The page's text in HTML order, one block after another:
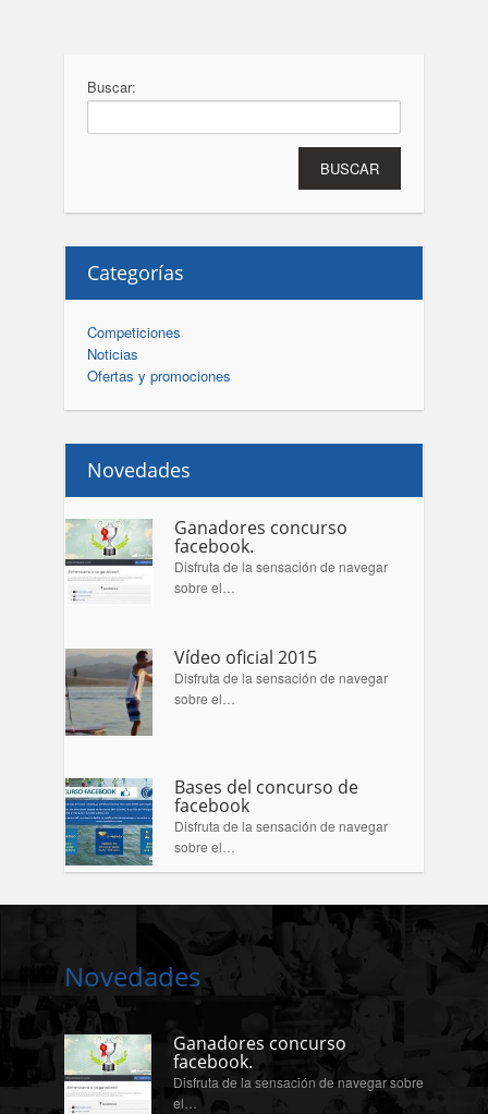
Buscar:
Categorías
Competiciones
Noticias
Ofertas y promociones
Novedades
Ganadores concurso
facebook.
Disfruta de la sensación de navegar
sobre el…
Vídeo oficial 2015
Disfruta de la sensación de navegar
sobre el…
Bases del concurso de
facebook
Disfruta de la sensación de navegar
sobre el…
Novedades
Ganadores concurso
facebook.
Disfruta de la sensación de navegar sobre
el…